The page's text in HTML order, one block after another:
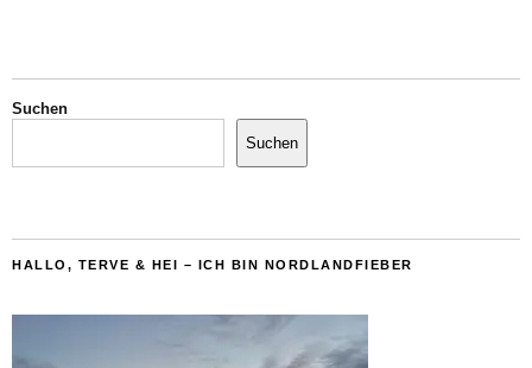
Suchen
Suchen
HALLO, TERVE & HEI – ICH BIN NORDLANDFIEBER